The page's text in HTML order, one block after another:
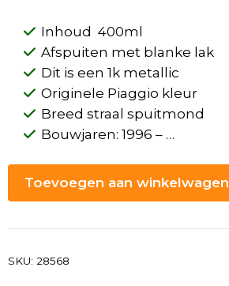
Inhoud 400ml
Afspuiten met blanke lak
Dit is een 1k metallic
Originele Piaggio kleur
Breed straal spuitmond
Bouwjaren: 1996 – …
Toevoegen aan winkelwagen
SKU: 28568